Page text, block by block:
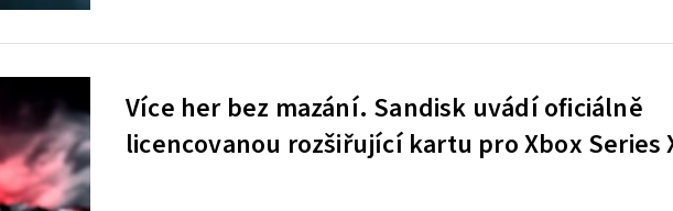
Více her bez mazání. Sandisk uvádí oficiálně
licencovanou rozšiřující kartu pro Xbox Series